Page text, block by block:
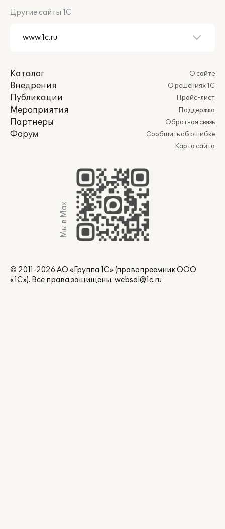
Другие сайты 1С
Каталог
Внедрения
Публикации
Мероприятия
Партнеры
Форум
О сайте
О решениях 1С
Прайс-лист
Поддержка
Обратная связь
Сообщить об ошибке
Карта сайта
Мы в Max
© 2011-2026 АО «Группа 1С» (правопреемник ООО
«1С»). Все права защищены. websol@1c.ru